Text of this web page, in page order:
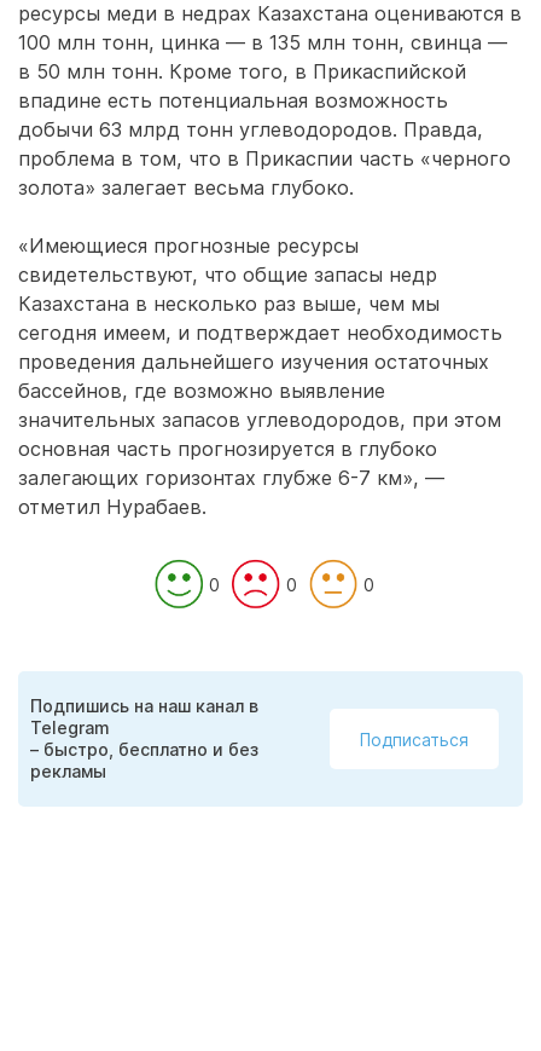
ресурсы меди в недрах Казахстана оцениваются в
100 млн тонн, цинка — в 135 млн тонн, свинца —
в 50 млн тонн. Кроме того, в Прикаспийской
впадине есть потенциальная возможность
добычи 63 млрд тонн углеводородов. Правда,
проблема в том, что в Прикаспии часть «черного
золота» залегает весьма глубоко.
«Имеющиеся прогнозные ресурсы
свидетельствуют, что общие запасы недр
Казахстана в несколько раз выше, чем мы
сегодня имеем, и подтверждает необходимость
проведения дальнейшего изучения остаточных
бассейнов, где возможно выявление
значительных запасов углеводородов, при этом
основная часть прогнозируется в глубоко
залегающих горизонтах глубже 6-7 км», —
отметил Нурабаев.
0 0 0
Подпишись на наш канал в
Telegram
– быстро, бесплатно и без
рекламы
Подписаться